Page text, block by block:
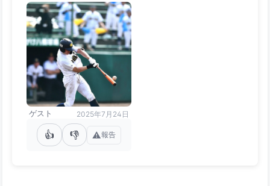
ゲスト 2025年7月24日
👍 👎 ⚠️報告